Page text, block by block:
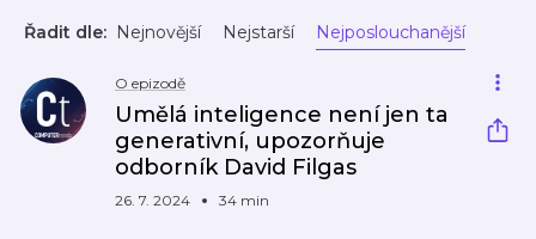
Řadit dle: Nejnovější Nejstarší Nejposlouchanější
O epizodě
Umělá inteligence není jen ta
generativní, upozorňuje
odborník David Filgas
26. 7. 2024 34 min